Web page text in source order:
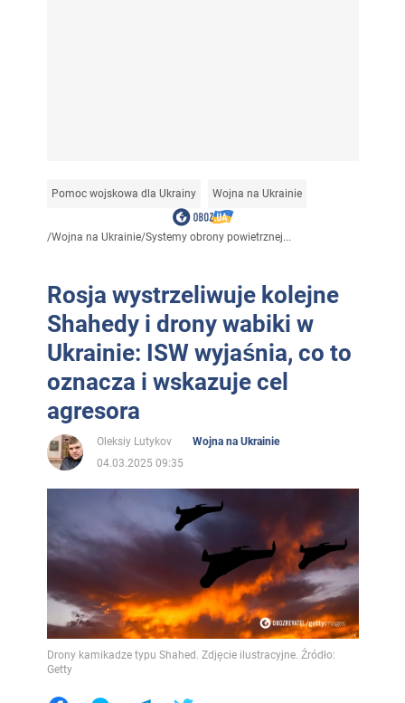
Pomoc wojskowa dla Ukrainy Wojna na Ukrainie
/Wojna na Ukrainie/Systemy obrony powietrznej...
Rosja wystrzeliwuje kolejne
Shahedy i drony wabiki w
Ukrainie: ISW wyjaśnia, co to
oznacza i wskazuje cel
agresora
Oleksiy Lutykov
Wojna na Ukrainie
04.03.2025 09:35
Drony kamikadze typu Shahed. Zdjęcie ilustracyjne. Źródło:
Getty